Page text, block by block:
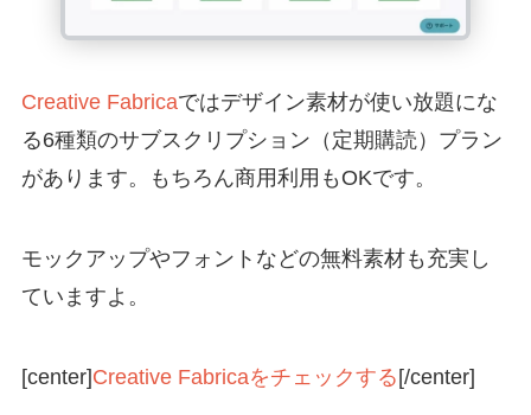
Creative Fabricaではデザイン素材が使い放題にな
る6種類のサブスクリプション（定期購読）プラン
があります。もちろん商用利用もOKです。
モックアップやフォントなどの無料素材も充実し
ていますよ。
[center]Creative Fabricaをチェックする[/center]